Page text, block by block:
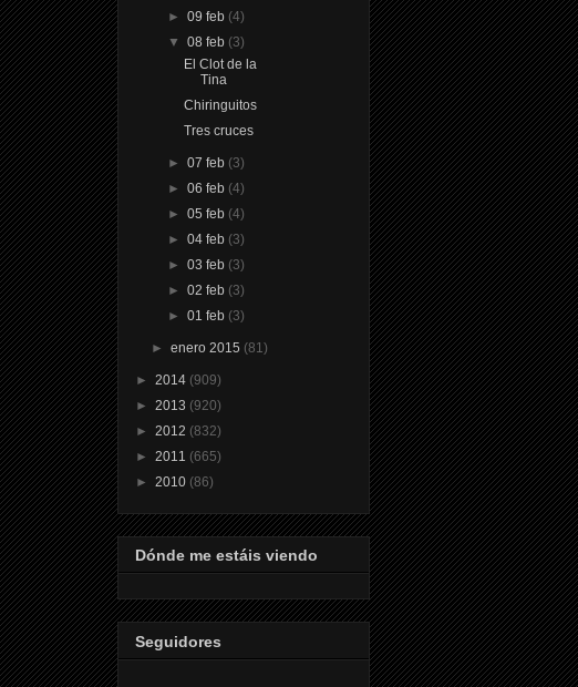
► 09 feb (4)
▼ 08 feb (3)
El Clot de la
Tina
Chiringuitos
Tres cruces
► 07 feb (3)
► 06 feb (4)
► 05 feb (4)
► 04 feb (3)
► 03 feb (3)
► 02 feb (3)
► 01 feb (3)
►enero 2015 (81)
► 2014 (909)
► 2013 (920)
► 2012 (832)
► 2011 (665)
► 2010 (86)
Dónde me estáis viendo
Seguidores